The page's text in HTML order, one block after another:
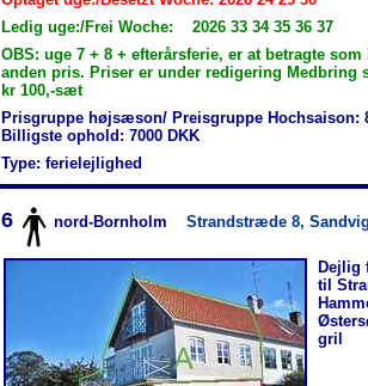
Ledig uge:/Frei Woche: 2026 33 34 35 36 37
OBS: uge 7 + 8 + efterårsferie, er at betragte
anden pris. Priser er under redigering
kr 100,-sæt
Prisgruppe højsæson/ Preisgruppe Hochsaison:
Billigste ophold: 7000 DKK
Type: ferielejlighed
6 nord-Bornholm Strandstræde 8,
Dejlig
til
gril